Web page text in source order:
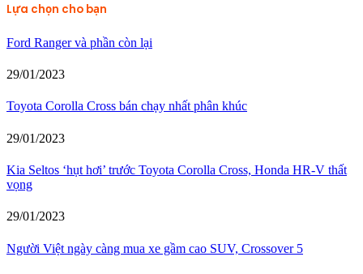
Lựa chọn cho bạn
Ford Ranger và phần còn lại
29/01/2023
Toyota Corolla Cross bán chạy nhất phân khúc
29/01/2023
Kia Seltos ‘hụt hơi’ trước Toyota Corolla Cross, Honda HR-V thất
vọng
29/01/2023
Người Việt ngày càng mua xe gầm cao SUV, Crossover 5